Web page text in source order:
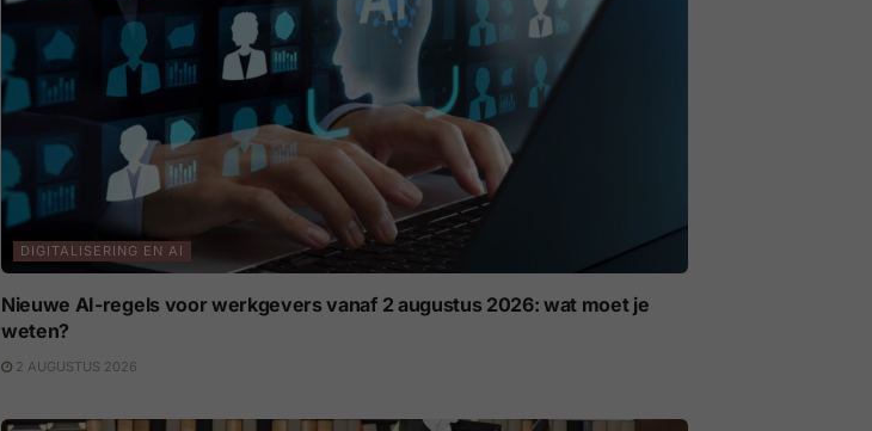
DIGITALISERING EN AI
Nieuwe AI-regels voor werkgevers vanaf 2 augustus 2026: wat moet je
weten?
2 AUGUSTUS 2026